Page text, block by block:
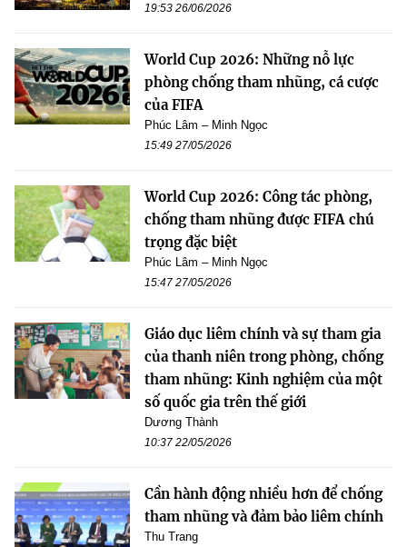
19:53 26/06/2026
World Cup 2026: Những nỗ lực
phòng chống tham nhũng, cá cược
của FIFA
Phúc Lâm – Minh Ngọc
15:49 27/05/2026
World Cup 2026: Công tác phòng,
chống tham nhũng được FIFA chú
trọng đặc biệt
Phúc Lâm – Minh Ngọc
15:47 27/05/2026
Giáo dục liêm chính và sự tham gia
của thanh niên trong phòng, chống
tham nhũng: Kinh nghiệm của một
số quốc gia trên thế giới
Dương Thành
10:37 22/05/2026
Cần hành động nhiều hơn để chống
tham nhũng và đảm bảo liêm chính
Thu Trang